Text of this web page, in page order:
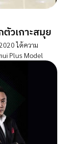
วเกาะสมุย
ได้ความ
Plus Model